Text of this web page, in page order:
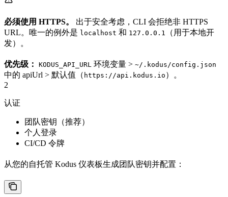
必须使用 HTTPS。
出于安全考虑，CLI 会拒绝非 HTTPS
URL。唯一的例外是 localhost 和 127.0.0.1
（用于本地开
发）。
优先级： KODUS_API_URL 环境变量 > ~/.kodus/config.json
中的 apiUrl > 默认值（ https://api.kodus.io ）。
2
认证
团队密钥（推荐）
个人登录
CI/CD 令牌
从您的自托管 Kodus 仪表板生成团队密钥并配置：